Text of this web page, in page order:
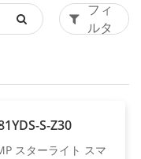
フィ
ルタ
S-Z30
スターライト スマ